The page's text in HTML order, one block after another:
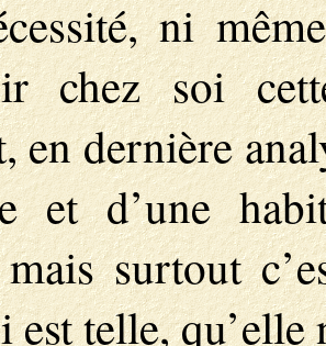
ni
chez soi
en dernière
et d’une
mais surtout
telle, qu’elle